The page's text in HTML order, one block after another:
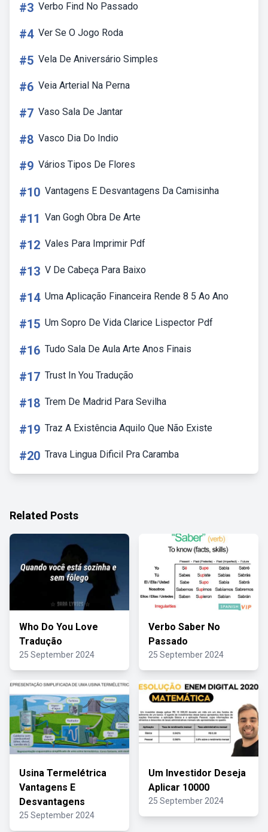
#3 Verbo Find No Passado
#4 Ver Se O Jogo Roda
#5 Vela De Aniversário Simples
#6 Veia Arterial Na Perna
#7 Vaso Sala De Jantar
#8 Vasco Dia Do Indio
#9 Vários Tipos De Flores
#10 Vantagens E Desvantagens Da Camisinha
#11 Van Gogh Obra De Arte
#12 Vales Para Imprimir Pdf
#13 V De Cabeça Para Baixo
#14 Uma Aplicação Financeira Rende 8 5 Ao Ano
#15 Um Sopro De Vida Clarice Lispector Pdf
#16 Tudo Sala De Aula Arte Anos Finais
#17 Trust In You Tradução
#18 Trem De Madrid Para Sevilha
#19 Traz A Existência Aquilo Que Não Existe
#20 Trava Lingua Dificil Pra Caramba
Related Posts
Who Do You Love
Tradução
25 September 2024
Verbo Saber No
Passado
25 September 2024
Usina Termelétrica
Vantagens E
Desvantagens
25 September 2024
Um Investidor Deseja
Aplicar 10000
25 September 2024